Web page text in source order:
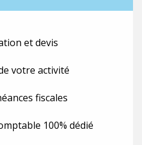
et devis
votre activité
fiscales
100% dédié